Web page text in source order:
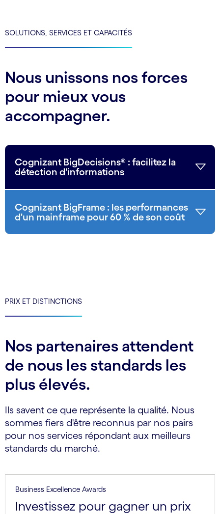
SOLUTIONS, SERVICES ET CAPACITÉS
Nous unissons nos forces
pour mieux vous
accompagner.
Cognizant BigDecisions® : facilitez la
détection d'informations
Cognizant BigFrame : les performances
d'un mainframe pour 60 % de son coût
PRIX ET DISTINCTIONS
Nos partenaires attendent
de nous les standards les
plus élevés.
Ils savent ce que représente la qualité. Nous
sommes fiers d'être reconnus par nos pairs
pour nos services répondant aux meilleurs
standards du marché.
Business Excellence Awards
Investissez pour gagner un prix